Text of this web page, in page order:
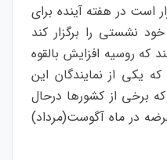
است در هفته آینده برای
نشستی را برگزار کند
که روسیه افزایش بالقوه
یکی از نمایندگان این
برخی از کشورها درحال
در ماه آگوست(مرداد)